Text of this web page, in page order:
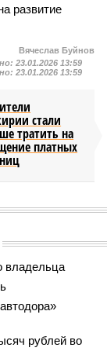
развитие
Вячеслав Буйнов
23.01.2026 13:59
23.01.2026 13:59
стали
тратить на
платных
владельца
рублей во